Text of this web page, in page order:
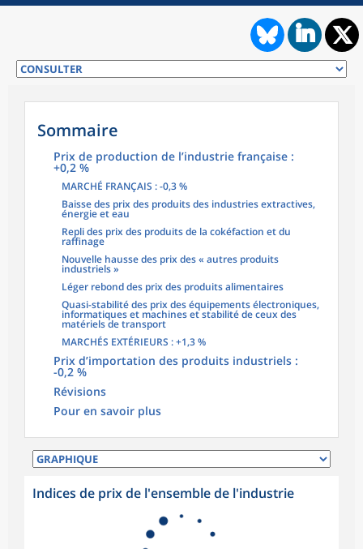
Sommaire
Prix de production de l’industrie française :
+0,2 %
MARCHÉ FRANÇAIS : -0,3 %
Baisse des prix des produits des industries extractives,
énergie et eau
Repli des prix des produits de la cokéfaction et du
raffinage
Nouvelle hausse des prix des « autres produits
industriels »
Léger rebond des prix des produits alimentaires
Quasi-stabilité des prix des équipements électroniques,
informatiques et machines et stabilité de ceux des
matériels de transport
MARCHÉS EXTÉRIEURS : +1,3 %
Prix d’importation des produits industriels :
-0,2 %
Révisions
Pour en savoir plus
Indices de prix de l'ensemble de l'industrie